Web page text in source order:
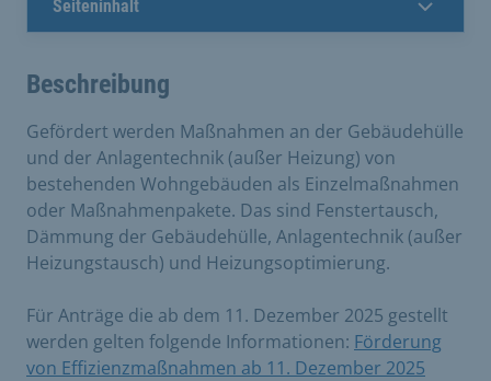
Seiteninhalt
Beschreibung
Gefördert werden Maßnahmen an der Gebäudehülle
und der Anlagentechnik (außer Heizung) von
bestehenden Wohngebäuden als Einzelmaßnahmen
oder Maßnahmenpakete. Das sind Fenstertausch,
Dämmung der Gebäudehülle, Anlagentechnik (außer
Heizungstausch) und Heizungsoptimierung.
Für Anträge die ab dem 11. Dezember 2025 gestellt
werden gelten folgende Informationen: Förderung
von Effizienzmaßnahmen ab 11. Dezember 2025